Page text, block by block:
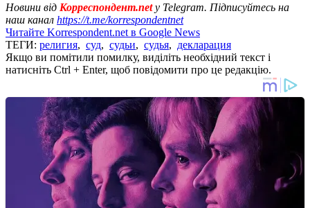
Новини від Корреспондент.netу Telegram. Підписуйтесь на
наш канал https://t.me/korrespondentnet
Читайте Korrespondent.net в Google News
ТЕГИ: религия, суд, судьи, судья, декларация
Якщо ви помітили помилку, виділіть необхідний текст і
натисніть Ctrl + Enter, щоб повідомити про це редакцію.